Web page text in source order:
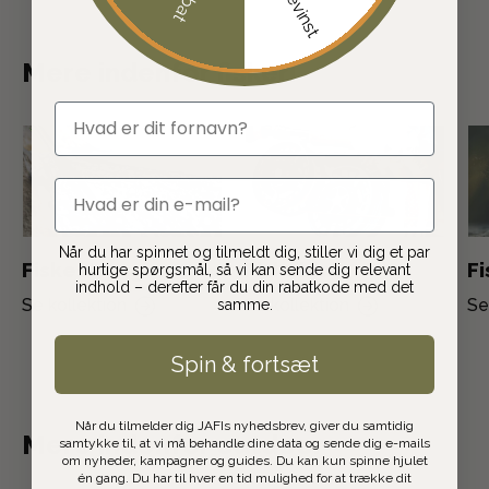
Mere indenfor fiskeri
Fiskestænger
Se kollektion
Fiskehjul
Se kollektion
Mere indenfor outdoor
fornavn
email
Når du har spinnet og tilmeldt dig, stiller vi dig et par
hurtige spørgsmål, så vi kan sende dig relevant
indhold – derefter får du din rabatkode med det
samme.
Spin & fortsæt
Når du tilmelder dig JAFIs nyhedsbrev, giver du samtidig
samtykke til, at vi må behandle dine data og sende dig e-mails
om nyheder, kampagner og guides. Du kan kun spinne hjulet
én gang. Du har til hver en tid mulighed for at trække dit